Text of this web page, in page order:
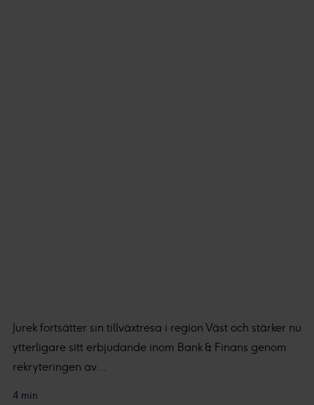
Jurek fortsätter sin tillväxtresa i region Väst och stärker nu
ytterligare sitt erbjudande inom Bank & Finans genom
rekryteringen av...
4 min